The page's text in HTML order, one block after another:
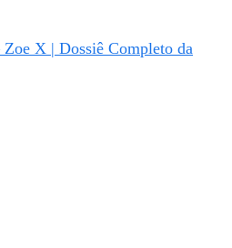
X | Dossiê Completo da